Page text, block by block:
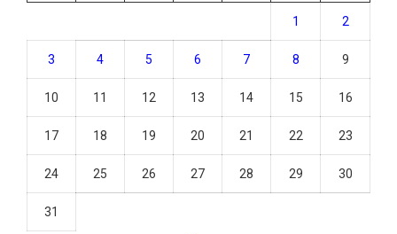
1 2
3 4 5 6 7 8 9
10 11 12 13 14 15 16
17 18 19 20 21 22 23
24 25 26 27 28 29 30
31